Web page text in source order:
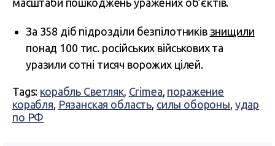
масштаби пошкоджень уражених об’єктів.
За 358 діб підрозділи безпілотників знищили
понад 100 тис. російських військових та
уразили сотні тисяч ворожих цілей.
Tags: корабль Светляк, Crimea, поражение
корабля, Рязанская область, силы обороны, удар
по РФ